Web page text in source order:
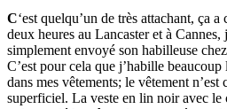
C‘est quelqu’un de très attachant, ça
deux heures au Lancaster et à
simplement envoyé son habilleuse
C’est pour cela que j’habille
dans mes vêtements; le vêtement
superficiel. La veste en lin noir avec le